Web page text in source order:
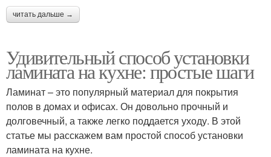
читать дальше →
Удивительный способ установки
ламината на кухне: простые шаги
Ламинат – это популярный материал для покрытия
полов в домах и офисах. Он довольно прочный и
долговечный, а также легко поддается уходу. В этой
статье мы расскажем вам простой способ установки
ламината на кухне.